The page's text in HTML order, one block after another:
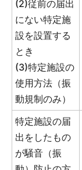
(2)従前の届出
にない特定施
設を設置する
とき
(3)特定施設の
使用方法（振
動規制のみ）
特定施設の届
出をしたもの
が騒音（振